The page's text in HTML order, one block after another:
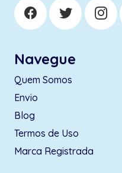
Navegue
Quem Somos
Envio
Blog
Termos de Uso
Marca Registrada